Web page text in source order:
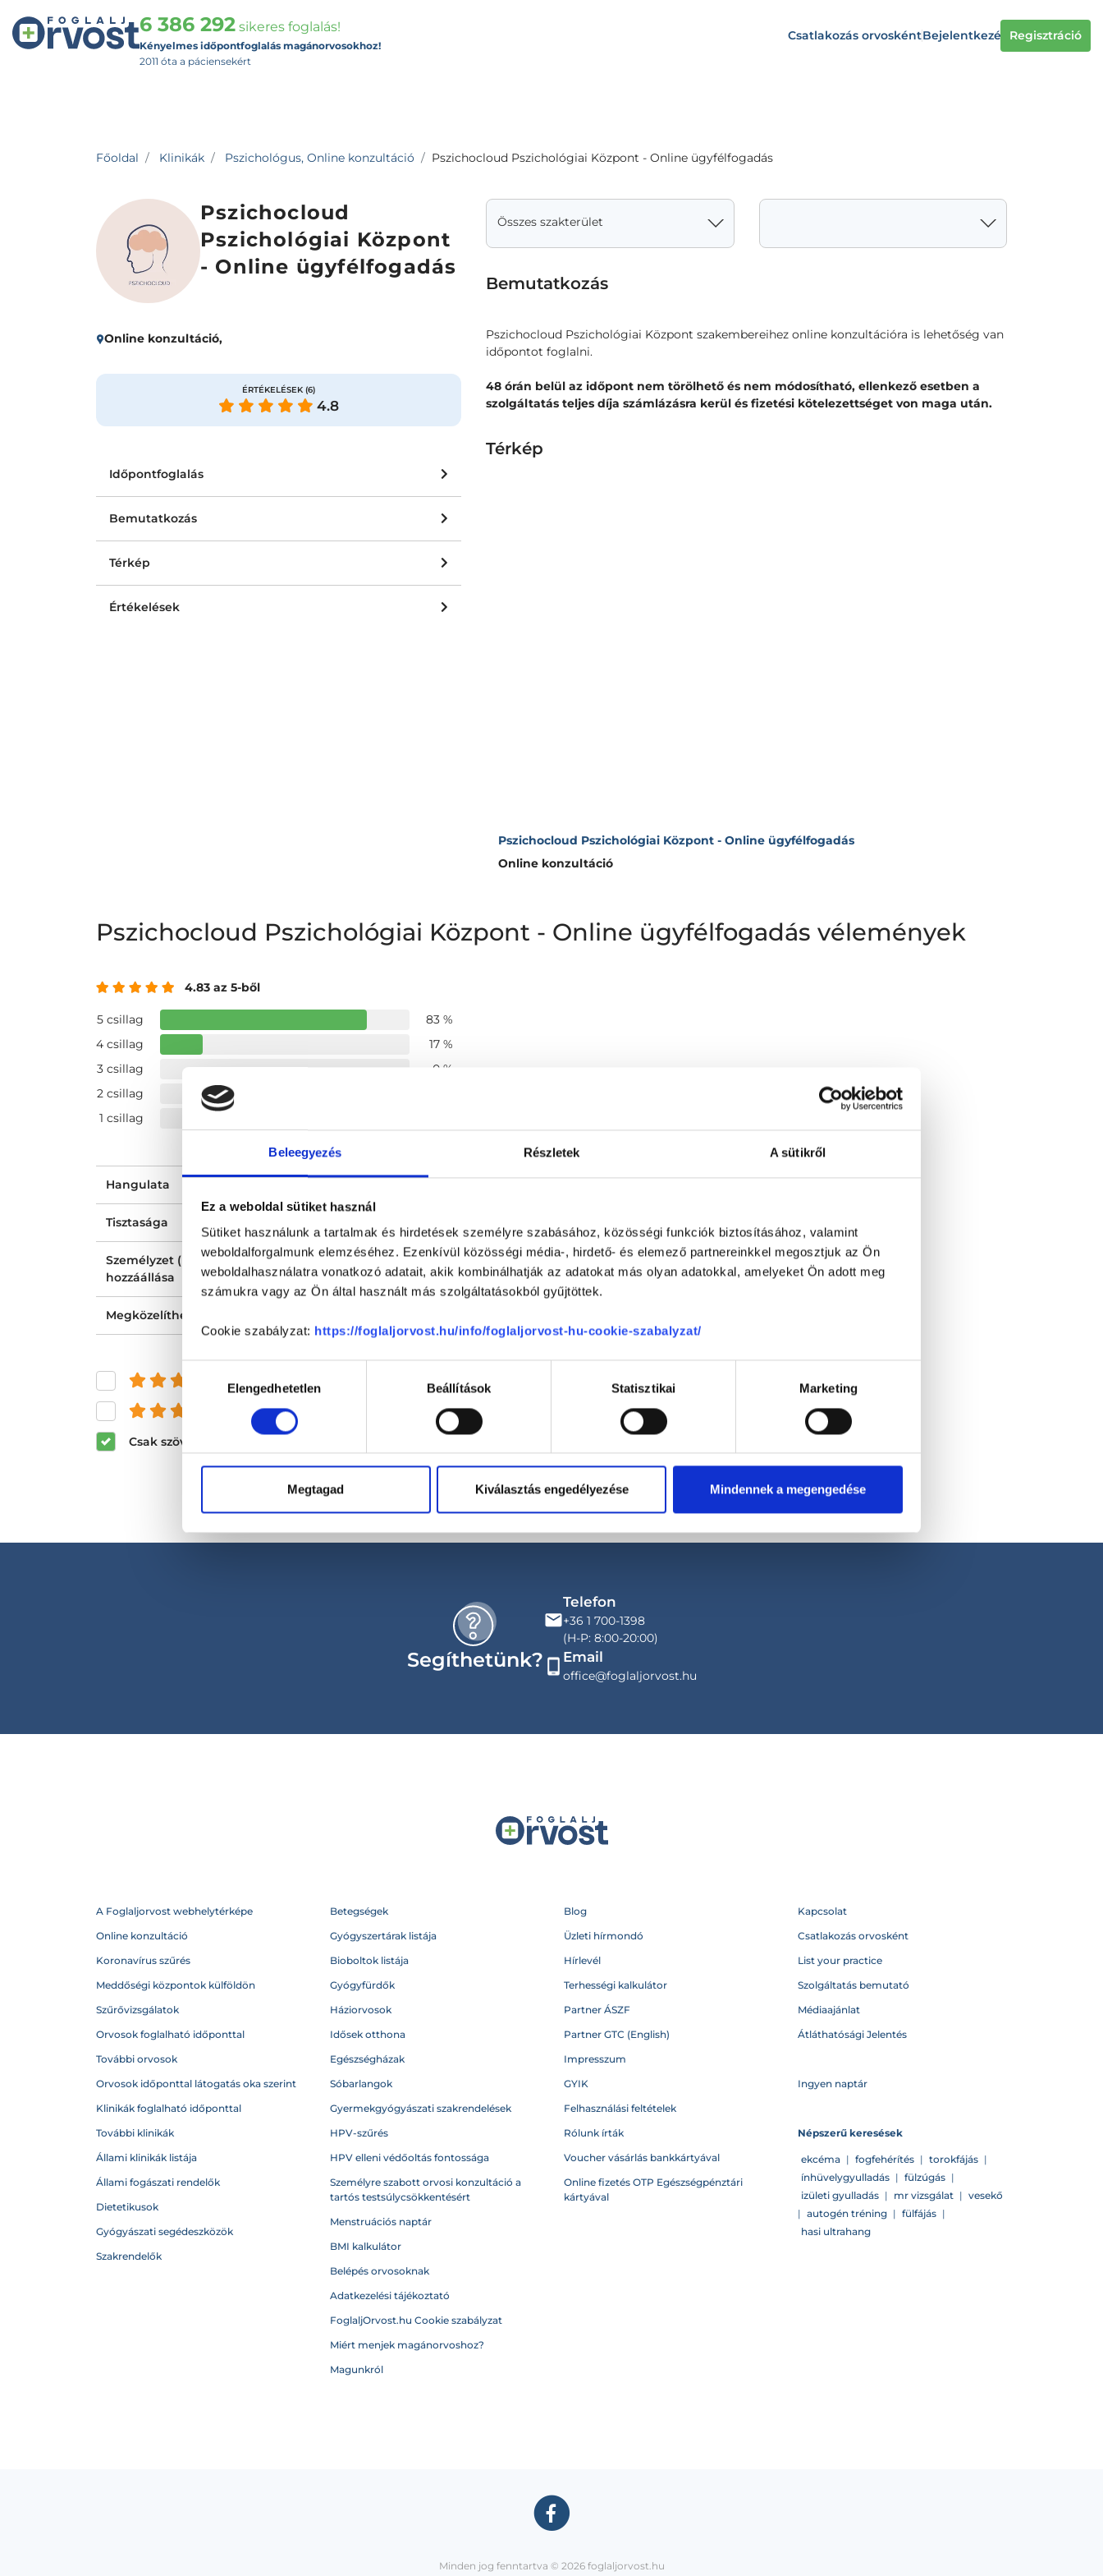
Beleegyezés Részletek A sütikről
Ez a weboldal sütiket használ
Sütiket használunk a tartalmak és hirdetések személyre szabásához, közösségi funkciók biztosításához, valamint
weboldalforgalmunk elemzéséhez. Ezenkívül közösségi média-, hirdető- és elemező partnereinkkel megosztjuk az Ön
weboldalhasználatra vonatkozó adatait, akik kombinálhatják az adatokat más olyan adatokkal, amelyeket Ön adott meg
számukra vagy az Ön által használt más szolgáltatásokból gyűjtöttek.
Cookie szabályzat: https://foglaljorvost.hu/info/foglaljorvost-hu-cookie-szabalyzat/
kiválasztásaElengedhetetlen Beállítások Statisztikai Marketing
Megtagad Kiválasztás engedélyezése Mindennek a megengedése
6 386 292 sikeres foglalás!
Kényelmes időpontfoglalás magánorvosokhoz!
2011 óta a páciensekért
Csatlakozás orvoskéntBejelentkezés Regisztráció
Főoldal Klinikák Pszichológus, Online konzultáció Pszichocloud Pszichológiai Központ - Online ügyfélfogadás
Pszichocloud
Pszichológiai Központ
- Online ügyfélfogadás
ÉRTÉKELÉSEK (6)
4.8
Online konzultáció,
Időpontfoglalás
Bemutatkozás
Térkép
Értékelések
Összes szakterület
Bemutatkozás
Pszichocloud Pszichológiai Központ szakembereihez online konzultációra is lehetőség van
időpontot foglalni.
48 órán belül az időpont nem törölhető és nem módosítható, ellenkező esetben a
szolgáltatás teljes díja számlázásra kerül és fizetési kötelezettséget von maga után.
Térkép
Pszichocloud Pszichológiai Központ - Online ügyfélfogadás
Online konzultáció
Pszichocloud Pszichológiai Központ - Online ügyfélfogadás vélemények
4.83 az 5-ből
5 csillag
83 %
4 csillag
17 %
3 csillag
0 %
2 csillag
1 csillag
Hangulata
Tisztasága
Személyzet (recepció, nővér, asszisztens)
hozzáállása
4.83
Megközelíthetősége
és felette
és felette
Csak szöveges értékelések megjelenítése
Segíthetünk?
Telefon
+36 1 700-1398
(H-P: 8:00-20:00)
Email
office@foglaljorvost.hu
A Foglaljorvost webhelytérképe
Online konzultáció
Koronavírus szűrés
Meddőségi központok külföldön
Szűrővizsgálatok
Orvosok foglalható időponttal
További orvosok
Orvosok időponttal látogatás oka szerint
Klinikák foglalható időponttal
További klinikák
Állami klinikák listája
Állami fogászati rendelők
Dietetikusok
Gyógyászati segédeszközök
Szakrendelők
Betegségek
Gyógyszertárak listája
Bioboltok listája
Gyógyfürdők
Háziorvosok
Idősek otthona
Egészségházak
Sóbarlangok
Gyermekgyógyászati szakrendelések
HPV-szűrés
HPV elleni védőoltás fontossága
Személyre szabott orvosi konzultáció a
tartós testsúlycsökkentésért
Menstruációs naptár
BMI kalkulátor
Belépés orvosoknak
Adatkezelési tájékoztató
FoglaljOrvost.hu Cookie szabályzat
Miért menjek magánorvoshoz?
Magunkról
Blog
Üzleti hírmondó
Hírlevél
Terhességi kalkulátor
Partner ÁSZF
Partner GTC (English)
Impresszum
GYIK
Felhasználási feltételek
Rólunk írták
Voucher vásárlás bankkártyával
Online fizetés OTP Egészségpénztári
kártyával
Kapcsolat
Csatlakozás orvosként
List your practice
Szolgáltatás bemutató
Médiaajánlat
Átláthatósági Jelentés
Ingyen naptár
Népszerű keresések
ekcéma | fogfehérítés | torokfájás |
ínhüvelygyulladás | fülzúgás |
izületi gyulladás | mr vizsgálat | vesekő
| autogén tréning | fülfájás |
hasi ultrahang
Minden jog fenntartva © 2026 foglaljorvost.hu